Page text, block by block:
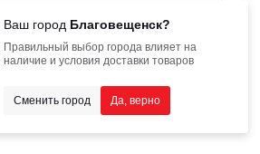
Ваш город Благовещенск?
Правильный выбор города влияет на
наличие и условия доставки товаров
Сменить город Да, верно
/НАВЕСНОЕ ОБОРУДОВАНИЕ
ПОД БЫСТРОСЪЕМ